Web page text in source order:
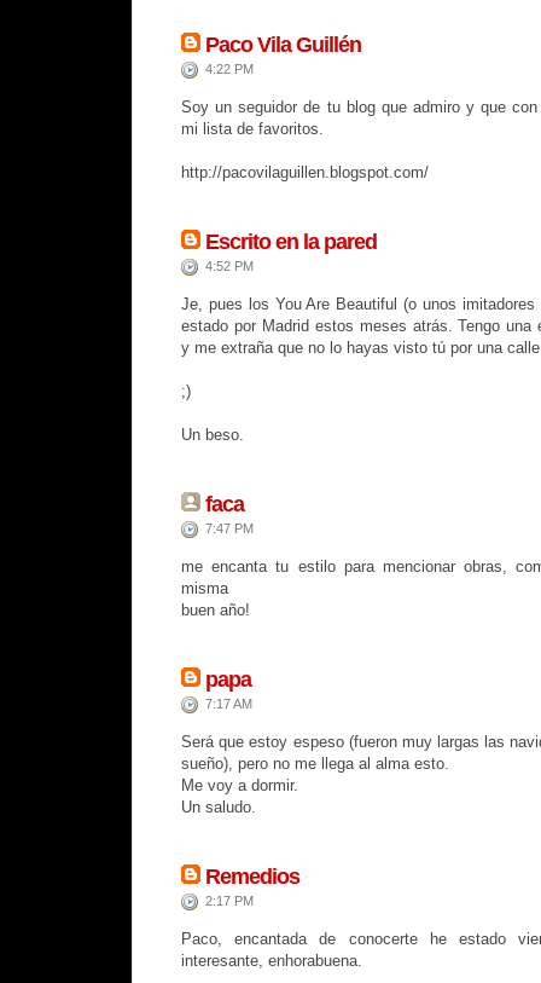
Paco Vila Guillén
4:22 PM
Soy un seguidor de tu blog que admiro y que
mi lista de favoritos.
http://pacovilaguillen.blogspot.com/
Escrito en la pared
4:52 PM
Je, pues los You Are Beautiful (o unos
estado por Madrid estos meses atrás. Tengo una
y me extraña que no lo hayas visto tú por una
;)
Un beso.
faca
7:47 PM
me encanta tu estilo para mencionar obras,
misma
buen año!
papa
7:17 AM
Será que estoy espeso (fueron muy largas las
sueño), pero no me llega al alma esto.
Me voy a dormir.
Un saludo.
Remedios
2:17 PM
Paco, encantada de conocerte he estado
interesante, enhorabuena.